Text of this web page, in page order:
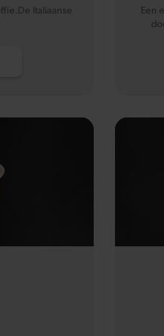
Italiaanse
Een